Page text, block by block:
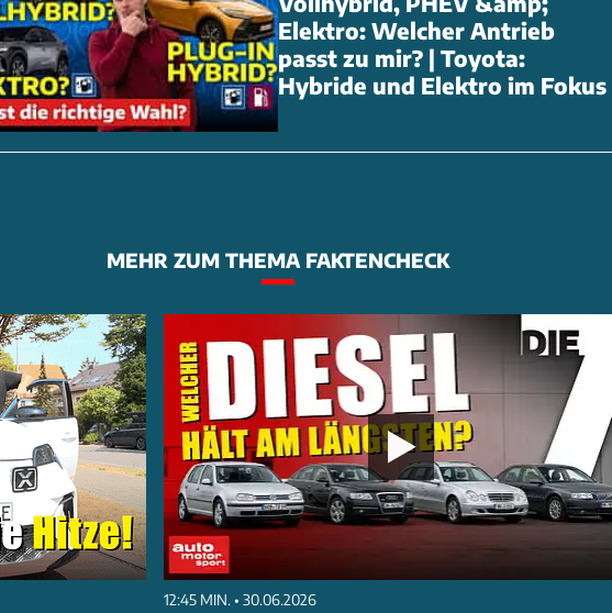
Elektro: Welcher Antrieb
passt zu mir? | Toyota:
Hybride und Elektro im Fokus
MEHR ZUM THEMA FAKTENCHECK
12:45 MIN. • 30.06.2026